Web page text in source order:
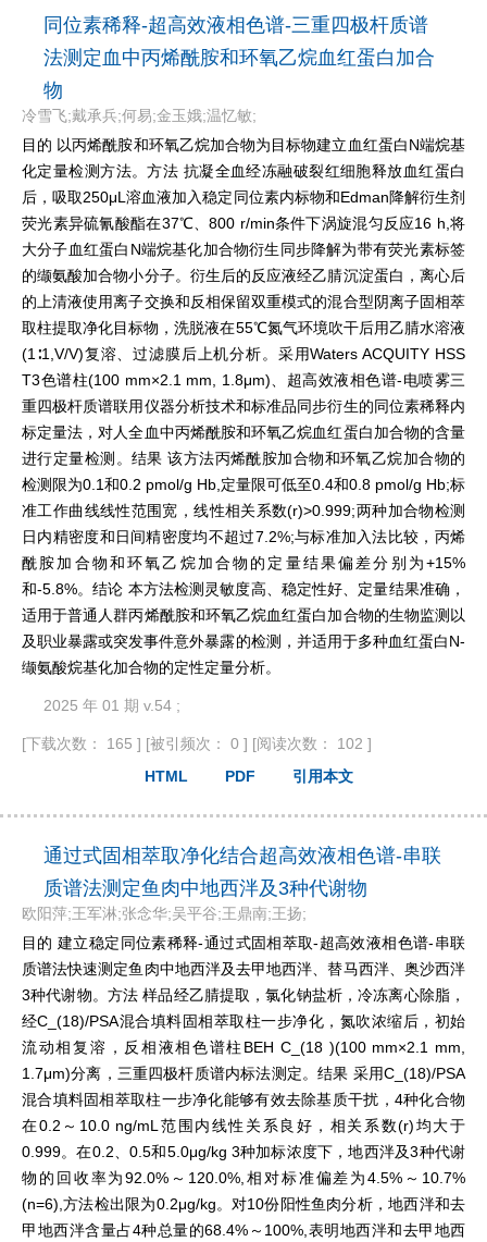
同位素稀释-超高效液相色谱-三重四极杆质谱
法测定血中丙烯酰胺和环氧乙烷血红蛋白加合
物
冷雪飞;戴承兵;何易;金玉娥;温忆敏;
目的 以丙烯酰胺和环氧乙烷加合物为目标物建立血红蛋白N端烷基
化定量检测方法。方法 抗凝全血经冻融破裂红细胞释放血红蛋白
后，吸取250μL溶血液加入稳定同位素内标物和Edman降解衍生剂
荧光素异硫氰酸酯在37℃、800 r/min条件下涡旋混匀反应16 h,将
大分子血红蛋白N端烷基化加合物衍生同步降解为带有荧光素标签
的缬氨酸加合物小分子。衍生后的反应液经乙腈沉淀蛋白，离心后
的上清液使用离子交换和反相保留双重模式的混合型阴离子固相萃
取柱提取净化目标物，洗脱液在55℃氮气环境吹干后用乙腈水溶液
(1∶1,V/V)复溶、过滤膜后上机分析。采用Waters ACQUITY HSS
T3色谱柱(100 mm×2.1 mm, 1.8μm)、超高效液相色谱-电喷雾三
重四极杆质谱联用仪器分析技术和标准品同步衍生的同位素稀释内
标定量法，对人全血中丙烯酰胺和环氧乙烷血红蛋白加合物的含量
进行定量检测。结果 该方法丙烯酰胺加合物和环氧乙烷加合物的
检测限为0.1和0.2 pmol/g Hb,定量限可低至0.4和0.8 pmol/g Hb;标
准工作曲线线性范围宽，线性相关系数(r)>0.999;两种加合物检测
日内精密度和日间精密度均不超过7.2%;与标准加入法比较，丙烯
酰胺加合物和环氧乙烷加合物的定量结果偏差分别为+15%
和-5.8%。结论 本方法检测灵敏度高、稳定性好、定量结果准确，
适用于普通人群丙烯酰胺和环氧乙烷血红蛋白加合物的生物监测以
及职业暴露或突发事件意外暴露的检测，并适用于多种血红蛋白N-
缬氨酸烷基化加合物的定性定量分析。
2025 年 01 期 v.54 ;
[下载次数： 165 ] [被引频次： 0 ] [阅读次数： 102 ]
HTML
PDF 引用本文
通过式固相萃取净化结合超高效液相色谱-串联
质谱法测定鱼肉中地西泮及3种代谢物
欧阳萍;王军淋;张念华;吴平谷;王鼎南;王扬;
目的 建立稳定同位素稀释-通过式固相萃取-超高效液相色谱-串联
质谱法快速测定鱼肉中地西泮及去甲地西泮、替马西泮、奥沙西泮
3种代谢物。方法 样品经乙腈提取，氯化钠盐析，冷冻离心除脂，
经C_(18)/PSA混合填料固相萃取柱一步净化，氮吹浓缩后，初始
流动相复溶，反相液相色谱柱BEH C_(18 )(100 mm×2.1 mm,
1.7μm)分离，三重四极杆质谱内标法测定。结果 采用C_(18)/PSA
混合填料固相萃取柱一步净化能够有效去除基质干扰，4种化合物
在0.2～10.0 ng/mL范围内线性关系良好，相关系数(r)均大于
0.999。在0.2、0.5和5.0μg/kg 3种加标浓度下，地西泮及3种代谢
物的回收率为92.0%～120.0%,相对标准偏差为4.5%～10.7%
(n=6),方法检出限为0.2μg/kg。对10份阳性鱼肉分析，地西泮和去
甲地西泮含量占4种总量的68.4%～100%,表明地西泮和去甲地西